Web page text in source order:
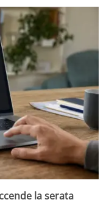
la serata